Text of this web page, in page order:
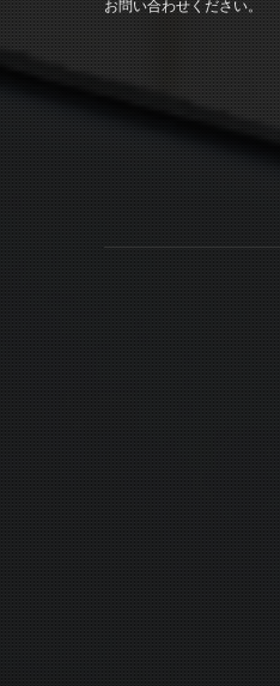
お問い合わせください。